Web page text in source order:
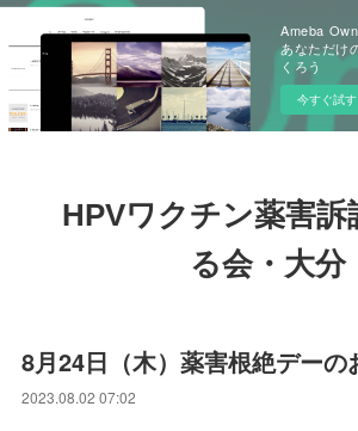
Ameba
あなただけ
くろう
今すぐ試す
HPVワクチン薬害訴
る会・大分
8月24日（木）薬害根絶デーの
2023.08.02 07:02